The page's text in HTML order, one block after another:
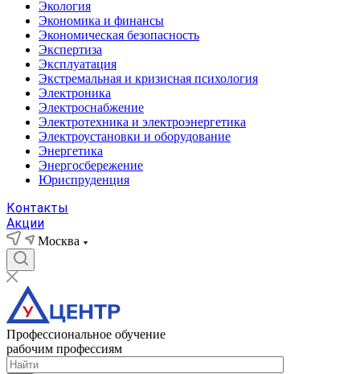
Экология
Экономика и финансы
Экономическая безопасность
Экспертиза
Эксплуатация
Экстремальная и кризисная психология
Электроника
Электроснабжение
Электротехника и электроэнергетика
Электроустановки и оборудование
Энергетика
Энергосбережение
Юриспруденция
Контакты
Акции
Москва
Профессиональное обучение
рабочим профессиям